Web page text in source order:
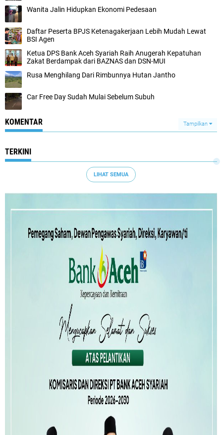
Wanita Jalin Hidupkan Ekonomi Pedesaan
Daftar Peserta BPJS Ketenagakerjaan Lebih Mudah Lewat
BSI Agen
Ketua DPS Bank Aceh Syariah Raih Anugerah Kepatuhan
Zakat Berdampak dari BAZNAS dan DSN-MUI
Rusa Menghilang Dari Rimbunnya Hutan Jantho
Car Free Day Sudah Mulai Sebelum Subuh
KOMENTAR Tampilkan
TERKINI
LIHAT SEMUA